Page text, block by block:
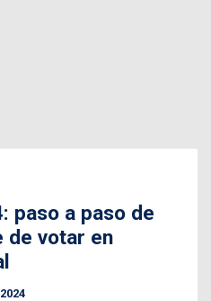
paso a paso de
de votar en